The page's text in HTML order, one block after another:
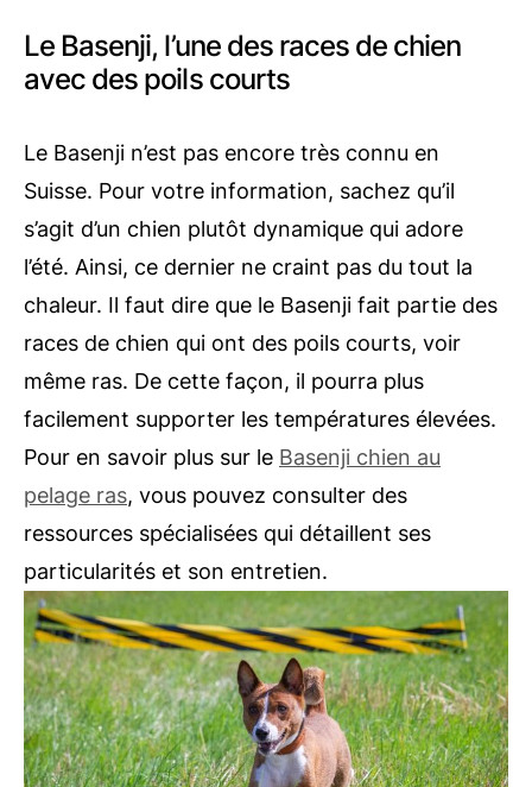
Le Basenji, l’une des races de chien
avec des poils courts
Le Basenji n’est pas encore très connu en
Suisse. Pour votre information, sachez qu’il
s’agit d’un chien plutôt dynamique qui adore
l’été. Ainsi, ce dernier ne craint pas du tout la
chaleur. Il faut dire que le Basenji fait partie des
races de chien qui ont des poils courts, voir
même ras. De cette façon, il pourra plus
facilement supporter les températures élevées.
Pour en savoir plus sur le Basenji chien au
pelage ras, vous pouvez consulter des
ressources spécialisées qui détaillent ses
particularités et son entretien.